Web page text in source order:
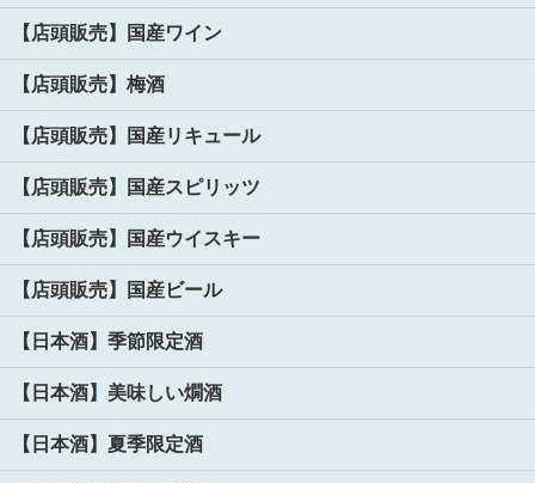
【店頭販売】国産ワイン
【店頭販売】梅酒
【店頭販売】国産リキュール
【店頭販売】国産スピリッツ
【店頭販売】国産ウイスキー
【店頭販売】国産ビール
【日本酒】季節限定酒
【日本酒】美味しい燗酒
【日本酒】夏季限定酒